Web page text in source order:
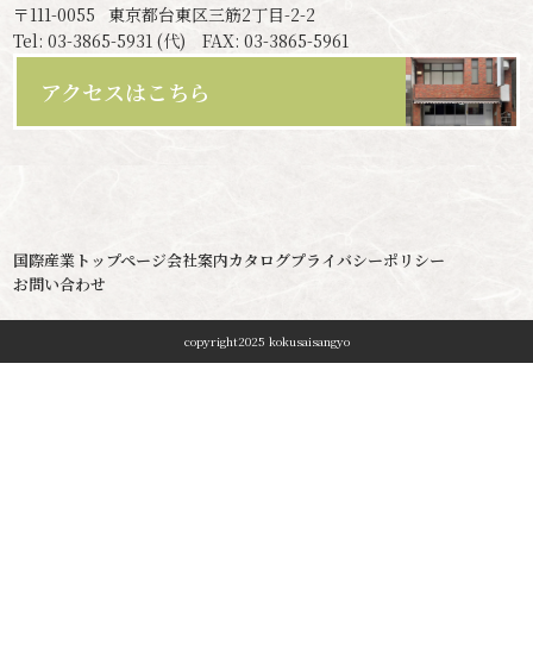
〒111-0055
東京都台東区三筋2丁目-2-2
Tel: 03-3865-5931 (代) FAX: 03-3865-5961
アクセスはこちら
国際産業トップページ会社案内カタログプライバシーポリシー
お問い合わせ
copyright2025 kokusaisangyo